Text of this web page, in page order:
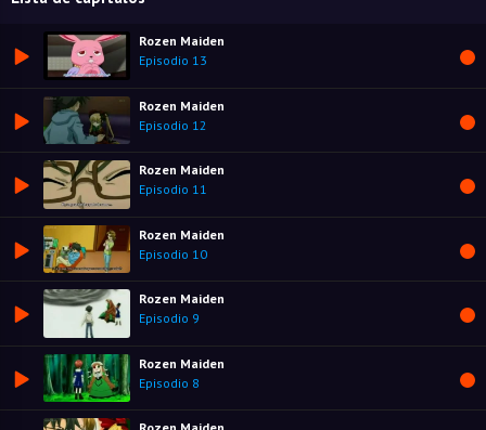
Rozen Maiden
Episodio 13
Rozen Maiden
Episodio 12
Rozen Maiden
Episodio 11
Rozen Maiden
Episodio 10
Rozen Maiden
Episodio 9
Rozen Maiden
Episodio 8